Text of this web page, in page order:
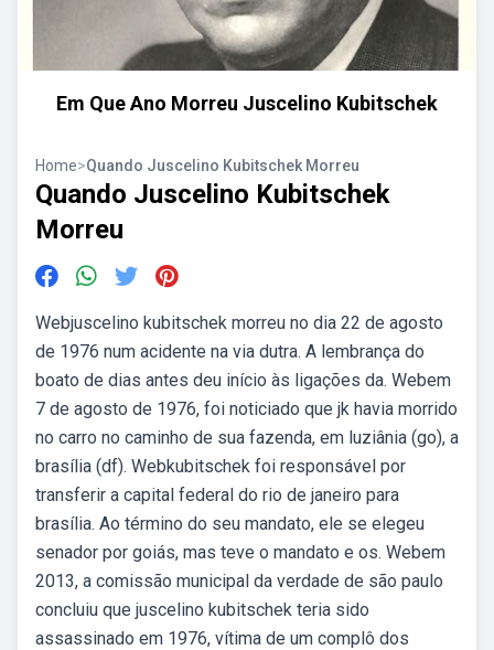
Em Que Ano Morreu Juscelino Kubitschek
Home>Quando Juscelino Kubitschek Morreu
Quando Juscelino Kubitschek
Morreu
Webjuscelino kubitschek morreu no dia 22 de agosto
de 1976 num acidente na via dutra. A lembrança do
boato de dias antes deu início às ligações da. Webem
7 de agosto de 1976, foi noticiado que jk havia morrido
no carro no caminho de sua fazenda, em luziânia (go), a
brasília (df). Webkubitschek foi responsável por
transferir a capital federal do rio de janeiro para
brasília. Ao término do seu mandato, ele se elegeu
senador por goiás, mas teve o mandato e os. Webem
2013, a comissão municipal da verdade de são paulo
concluiu que juscelino kubitschek teria sido
assassinado em 1976, vítima de um complô dos